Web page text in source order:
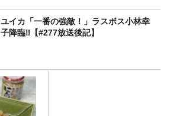
ユイカ「一番の強敵！」ラスボス小林幸
子降臨‼【#277放送後記】